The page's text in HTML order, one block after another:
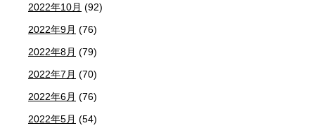
2022年10月 (92)
2022年9月 (76)
2022年8月 (79)
2022年7月 (70)
2022年6月 (76)
2022年5月 (54)